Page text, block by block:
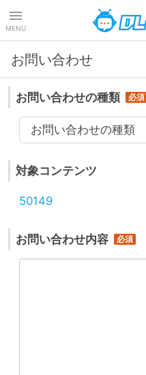
MENU
お問い合わせ
お問い合わせの種類
お問い合わせの種類
対象コンテンツ
50149
お問い合わせ内容